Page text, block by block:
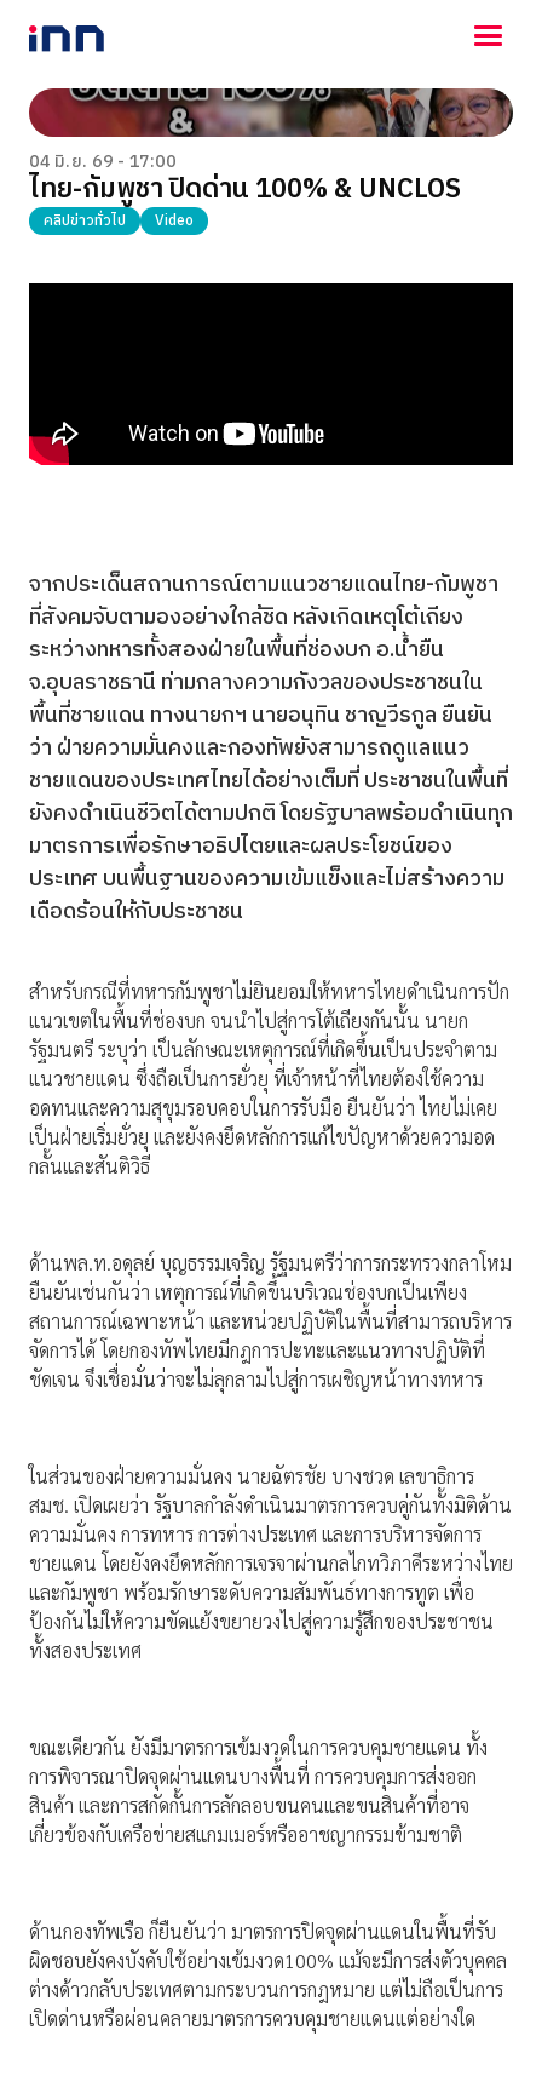
NEWS
ENTERTAINMENT
LIFESTYLE
HOROSCOPE
VIDEO
04 มิ.ย. 69 - 17:00
ไทย-กัมพูชา ปิดด่าน 100% & UNCLOS
คลิปข่าวทั่วไป Video
จากประเด็นสถานการณ์ตามแนวชายแดนไทย-กัมพูชา
ที่สังคมจับตามองอย่างใกล้ชิด หลังเกิดเหตุโต้เถียง
ระหว่างทหารทั้งสองฝ่ายในพื้นที่ช่องบก อ.น้ำยืน
จ.อุบลราชธานี ท่ามกลางความกังวลของประชาชนใน
พื้นที่ชายแดน ทางนายกฯ นายอนุทิน ชาญวีรกูล ยืนยัน
ว่า ฝ่ายความมั่นคงและกองทัพยังสามารถดูแลแนว
ชายแดนของประเทศไทยได้อย่างเต็มที่ ประชาชนในพื้นที่
ยังคงดำเนินชีวิตได้ตามปกติ โดยรัฐบาลพร้อมดำเนินทุก
มาตรการเพื่อรักษาอธิปไตยและผลประโยชน์ของ
ประเทศ บนพื้นฐานของความเข้มแข็งและไม่สร้างความ
เดือดร้อนให้กับประชาชน
สำหรับกรณีที่ทหารกัมพูชาไม่ยินยอมให้ทหารไทยดำเนินการปัก
แนวเขตในพื้นที่ช่องบก จนนำไปสู่การโต้เถียงกันนั้น นายก
รัฐมนตรี ระบุว่า เป็นลักษณะเหตุการณ์ที่เกิดขึ้นเป็นประจำตาม
แนวชายแดน ซึ่งถือเป็นการยั่วยุ ที่เจ้าหน้าที่ไทยต้องใช้ความ
อดทนและความสุขุมรอบคอบในการรับมือ ยืนยันว่า ไทยไม่เคย
เป็นฝ่ายเริ่มยั่วยุ และยังคงยึดหลักการแก้ไขปัญหาด้วยความอด
กลั้นและสันติวิธี
ด้านพล.ท.อดุลย์ บุญธรรมเจริญ รัฐมนตรีว่าการกระทรวงกลาโหม
ยืนยันเช่นกันว่า เหตุการณ์ที่เกิดขึ้นบริเวณช่องบกเป็นเพียง
สถานการณ์เฉพาะหน้า และหน่วยปฏิบัติในพื้นที่สามารถบริหาร
จัดการได้ โดยกองทัพไทยมีกฎการปะทะและแนวทางปฏิบัติที่
ชัดเจน จึงเชื่อมั่นว่าจะไม่ลุกลามไปสู่การเผชิญหน้าทางทหาร
ในส่วนของฝ่ายความมั่นคง นายฉัตรชัย บางชวด เลขาธิการ
สมช. เปิดเผยว่า รัฐบาลกำลังดำเนินมาตรการควบคู่กันทั้งมิติด้าน
ความมั่นคง การทหาร การต่างประเทศ และการบริหารจัดการ
ชายแดน โดยยังคงยึดหลักการเจรจาผ่านกลไกทวิภาคีระหว่างไทย
และกัมพูชา พร้อมรักษาระดับความสัมพันธ์ทางการทูต เพื่อ
ป้องกันไม่ให้ความขัดแย้งขยายวงไปสู่ความรู้สึกของประชาชน
ทั้งสองประเทศ
ขณะเดียวกัน ยังมีมาตรการเข้มงวดในการควบคุมชายแดน ทั้ง
การพิจารณาปิดจุดผ่านแดนบางพื้นที่ การควบคุมการส่งออก
สินค้า และการสกัดกั้นการลักลอบขนคนและขนสินค้าที่อาจ
เกี่ยวข้องกับเครือข่ายสแกมเมอร์หรืออาชญากรรมข้ามชาติ
ด้านกองทัพเรือ ก็ยืนยันว่า มาตรการปิดจุดผ่านแดนในพื้นที่รับ
ผิดชอบยังคงบังคับใช้อย่างเข้มงวด100% แม้จะมีการส่งตัวบุคคล
ต่างด้าวกลับประเทศตามกระบวนการกฎหมาย แต่ไม่ถือเป็นการ
เปิดด่านหรือผ่อนคลายมาตรการควบคุมชายแดนแต่อย่างใด